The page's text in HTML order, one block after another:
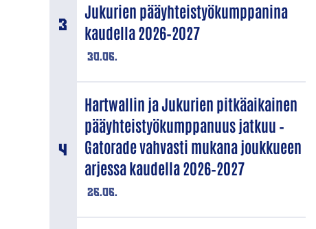
30.06.
Jukurien pääyhteistyökumppanina
kaudella 2026–2027
26.06.
Hartwallin ja Jukurien pitkäaikainen
pääyhteistyökumppanuus jatkuu –
Gatorade vahvasti mukana joukkueen
arjessa kaudella 2026–2027